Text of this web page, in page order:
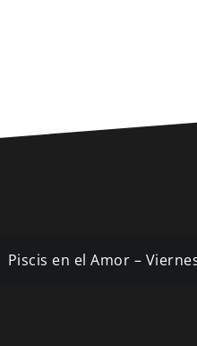
Piscis en el Amor –